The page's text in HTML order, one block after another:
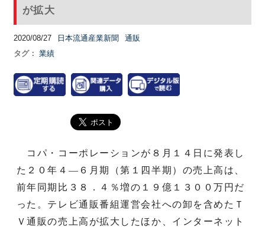
が拡大
2020/08/27 日本流通産業新聞
通販
タグ： 業績
コパ・コーポレーションが８月１４日に発表し
た２０年４―６月期（第１四半期）の売上高は、
前年同期比３８．４％増の１９億１３００万円だ
った。テレビ通販番組運営会社への卸を含めたＴ
Ｖ通販の売上高が拡大したほか、インターネット